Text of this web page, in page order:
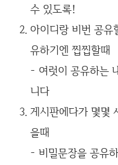
수 있도록!
아이디랑 비번 공유
유하기엔 찝찝할때
- 여럿이 공유하는
니다
게시판에다가 몇몇
을때
- 비밀문장을 공유